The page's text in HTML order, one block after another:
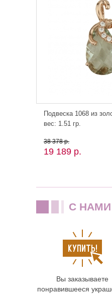
Подвеска 1068 из
вес: 1.51 гр.
38 378 р.
19 189 р.
C
Вы заказываете
понравившееся